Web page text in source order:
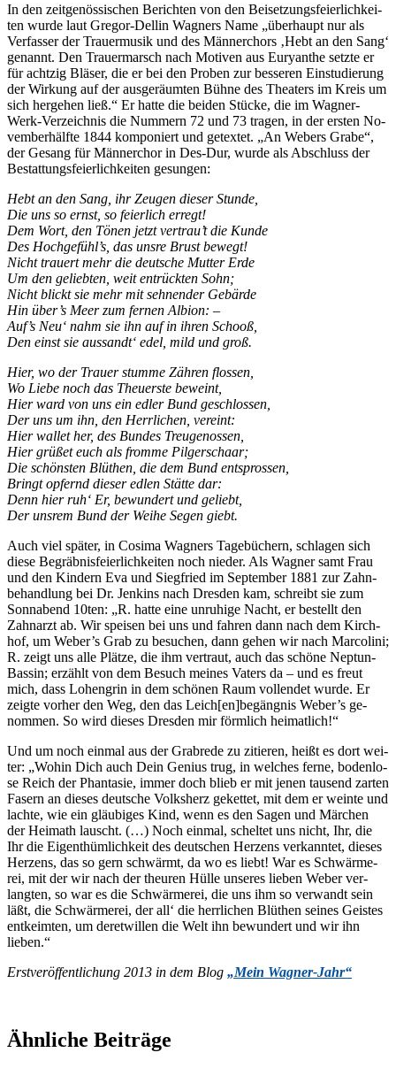
In den zeit­ge­nös­si­schen Be­rich­ten von den Bei­set­zungs­fei­er­lich­kei­
ten wur­de laut Gre­gor-Del­lin Wag­ners Name „über­haupt nur als
Ver­fas­ser der Trau­er­mu­sik und des Män­ner­chors ‚Hebt an den Sang‘
ge­nannt. Den Trau­er­marsch nach Mo­ti­ven aus Eu­ryan­the setz­te er
für acht­zig Blä­ser, die er bei den Pro­ben zur bes­se­ren Ein­stu­die­rung
der Wir­kung auf der aus­ge­räum­ten Büh­ne des Thea­ters im Kreis um
sich her­ge­hen ließ.“ Er hat­te die bei­den Stü­cke, die im Wag­ner-
Werk-Ver­zeich­nis die Num­mern 72 und 73 tra­gen, in der ers­ten No­
vem­ber­hälf­te 1844 kom­po­niert und ge­tex­tet. „An We­bers Gra­be“,
der Ge­sang für Män­ner­chor in Des-Dur, wur­de als Ab­schluss der
Be­stat­tungs­fei­er­lich­kei­ten gesungen:
Hebt an den Sang, ihr Zeu­gen die­ser Stunde,
Die uns so ernst, so fei­er­lich erregt!
Dem Wort, den Tö­nen jetzt ver­trau’t die Kunde
Des Hochgefühl’s, das uns­re Brust bewegt!
Nicht trau­ert mehr die deut­sche Mut­ter Erde
Um den ge­lieb­ten, weit ent­rück­ten Sohn;
Nicht blickt sie mehr mit seh­nen­der Gebärde
Hin über’s Meer zum fer­nen Albion: –
Auf’s Neu‘ nahm sie ihn auf in ih­ren Schooß,
Den einst sie aus­sandt‘ edel, mild und groß.
Hier, wo der Trau­er stum­me Zäh­ren flossen,
Wo Lie­be noch das Theu­ers­te beweint,
Hier ward von uns ein ed­ler Bund geschlossen,
Der uns um ihn, den Herr­li­chen, vereint:
Hier wal­let her, des Bun­des Treugenossen,
Hier grü­ßet euch als from­me Pilgerschaar;
Die schöns­ten Blüt­hen, die dem Bund entsprossen,
Bringt op­fernd die­ser ed­len Stät­te dar:
Denn hier ruh‘ Er, be­wun­dert und geliebt,
Der uns­rem Bund der Wei­he Se­gen giebt.
Auch viel spä­ter, in Co­si­ma Wag­ners Ta­ge­bü­chern, schla­gen sich
die­se Be­gräb­nis­fei­er­lich­kei­ten noch nie­der. Als Wag­ner samt Frau
und den Kin­dern Eva und Sieg­fried im Sep­tem­ber 1881 zur Zahn­
be­hand­lung bei Dr. Jenk­ins nach Dres­den kam, schreibt sie zum
Sonn­abend 10ten: „R. hat­te eine un­ru­hi­ge Nacht, er be­stellt den
Zahn­arzt ab. Wir spei­sen bei uns und fah­ren dann nach dem Kirch­
hof, um Weber’s Grab zu be­su­chen, dann ge­hen wir nach Mar­co­li­ni;
R. zeigt uns alle Plät­ze, die ihm ver­traut, auch das schö­ne Nep­tun-
Bas­sin; er­zählt von dem Be­such mei­nes Va­ters da – und es freut
mich, dass Lo­hen­grin in dem schö­nen Raum voll­endet wur­de. Er
zeig­te vor­her den Weg, den das Leich[en]begängnis Weber’s ge­
nom­men. So wird die­ses Dres­den mir förm­lich heimatlich!“
Und um noch ein­mal aus der Grab­re­de zu zi­tie­ren, heißt es dort wei­
ter: „Wo­hin Dich auch Dein Ge­ni­us trug, in wel­ches fer­ne, bo­den­lo­
se Reich der Phan­ta­sie, im­mer doch blieb er mit je­nen tau­send zar­ten
Fa­sern an die­ses deut­sche Volks­herz ge­ket­tet, mit dem er wein­te und
lach­te, wie ein gläu­bi­ges Kind, wenn es den Sa­gen und Mär­chen
der Hei­math lauscht. (…) Noch ein­mal, schel­tet uns nicht, Ihr, die
Ihr die Ei­gent­hüm­lich­keit des deut­schen Her­zens ver­kann­tet, die­ses
Her­zens, das so gern schwärmt, da wo es liebt! War es Schwär­me­
rei, mit der wir nach der theu­ren Hül­le un­se­res lie­ben We­ber ver­
lang­ten, so war es die Schwär­me­rei, die uns ihm so ver­wandt sein
läßt, die Schwär­me­rei, der all‘ die herr­li­chen Blüt­hen sei­nes Geis­tes
ent­keim­ten, um de­ret­wil­len die Welt ihn be­wun­dert und wir ihn
lieben.“
Erst­ver­öf­fent­li­chung 2013 in dem Blog „Mein Wag­ner-Jahr“
Ähnliche Beiträge